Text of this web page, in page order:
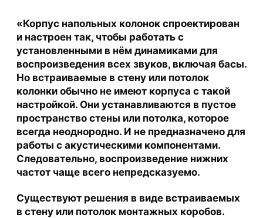
«Корпус напольных колонок спроектирован
и настроен так, чтобы работать с
установленными в нём динамиками для
воспроизведения всех звуков, включая басы.
Но встраиваемые в стену или потолок
колонки обычно не имеют корпуса с такой
настройкой. Они устанавливаются в пустое
пространство стены или потолка, которое
всегда неоднородно. И не предназначено для
работы с акустическими компонентами.
Следовательно, воспроизведение нижних
частот чаще всего непредсказуемо.
Существуют решения в виде встраиваемых
в стену или потолок монтажных коробов.